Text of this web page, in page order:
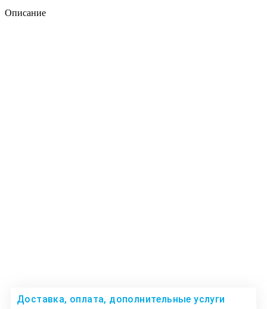
Описание
Доставка, оплата, дополнительные услуги